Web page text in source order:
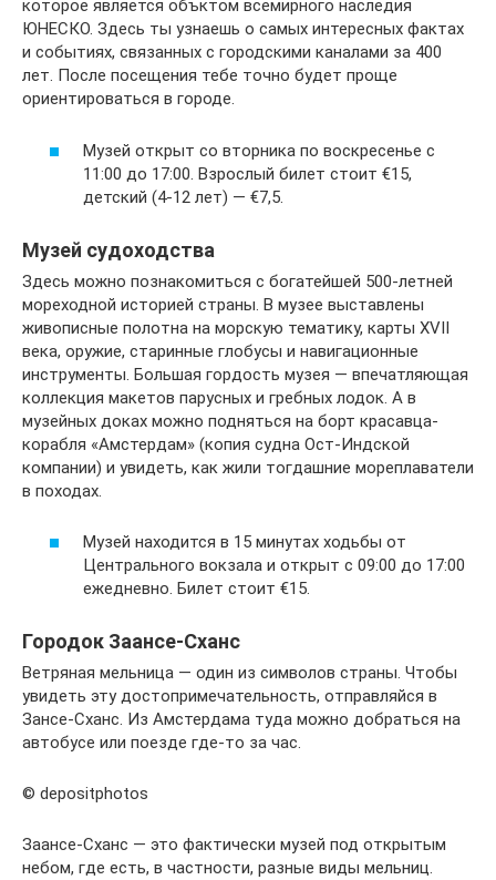
которое является объктом всемирного наследия
ЮНЕСКО. Здесь ты узнаешь о самых интересных фактах
и событиях, связанных с городскими каналами за 400
лет. После посещения тебе точно будет проще
ориентироваться в городе.
Музей открыт со вторника по воскресенье с
11:00 до 17:00. Взрослый билет стоит €15,
детский (4-12 лет) — €7,5.
Музей судоходства
Здесь можно познакомиться с богатейшей 500-летней
мореходной историей страны. В музее выставлены
живописные полотна на морскую тематику, карты XVII
века, оружие, старинные глобусы и навигационные
инструменты. Большая гордость музея — впечатляющая
коллекция макетов парусных и гребных лодок. А в
музейных доках можно подняться на борт красавца-
корабля «Амстердам» (копия судна Ост-Индской
компании) и увидеть, как жили тогдашние мореплаватели
в походах.
Музей находится в 15 минутах ходьбы от
Центрального вокзала и открыт с 09:00 до 17:00
ежедневно. Билет стоит €15.
Городок Заансе-Сханс
Ветряная мельница — один из символов страны. Чтобы
увидеть эту достопримечательность, отправляйся в
Зансе-Сханс. Из Амстердама туда можно добраться на
автобусе или поезде где-то за час.
© depositphotos
Заансе-Сханс — это фактически музей под открытым
небом, где есть, в частности, разные виды мельниц.